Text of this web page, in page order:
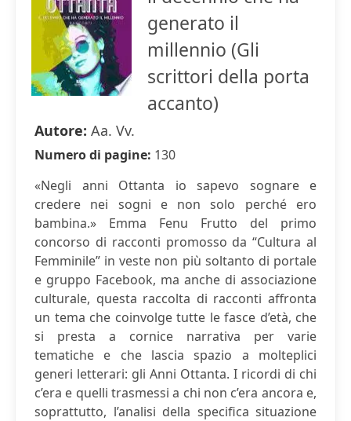
generato il
millennio (Gli
scrittori della porta
accanto)
Autore: Aa. Vv.
Numero di pagine: 130
«Negli anni Ottanta io sapevo sognare e
credere nei sogni e non solo perché ero
bambina.» Emma Fenu Frutto del primo
concorso di racconti promosso da “Cultura al
Femminile” in veste non più soltanto di portale
e gruppo Facebook, ma anche di associazione
culturale, questa raccolta di racconti affronta
un tema che coinvolge tutte le fasce d’età, che
si presta a cornice narrativa per varie
tematiche e che lascia spazio a molteplici
generi letterari: gli Anni Ottanta. I ricordi di chi
c’era e quelli trasmessi a chi non c’era ancora e,
soprattutto, l’analisi della specifica situazione